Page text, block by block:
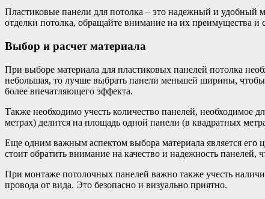
Пластиковые панели для потолка – это надежный и удобный
отделки потолка, обращайте внимание на их преимущества
Выбор и расчет материала
При выборе материала для пластиковых панелей потолка
небольшая, то лучше выбрать панели меньшей ширины,
более впечатляющего эффекта.
Также необходимо учесть количество панелей, необходимое
метрах) делится на площадь одной панели (в квадратных
Еще одним важным аспектом выбора материала является его
стоит обратить внимание на качество и надежность
При монтаже потолочных панелей важно также учесть
провода от вида. Это безопасно и визуально приятно.